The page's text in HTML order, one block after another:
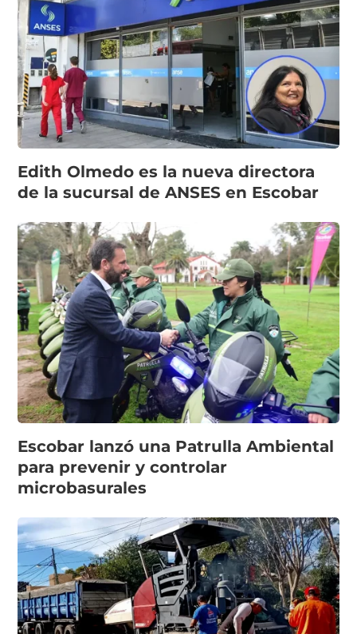
Edith Olmedo es la nueva directora
de la sucursal de ANSES en Escobar
Escobar lanzó una Patrulla Ambiental
para prevenir y controlar
microbasurales